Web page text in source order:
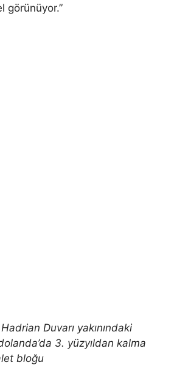
görünüyor.”
Duvarı yakınındaki
3. yüzyıldan kalma
bloğu